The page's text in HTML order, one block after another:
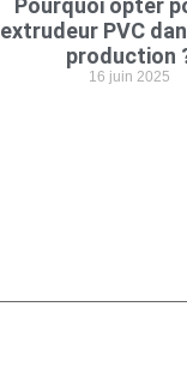
Pourquoi opter
extrudeur PVC
production
16 juin 2025